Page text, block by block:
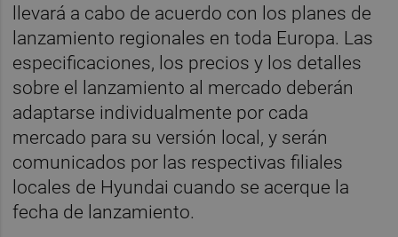
llevará a cabo de acuerdo con los planes de
lanzamiento regionales en toda Europa. Las
especificaciones, los precios y los detalles
sobre el lanzamiento al mercado deberán
adaptarse individualmente por cada
mercado para su versión local, y serán
comunicados por las respectivas filiales
locales de Hyundai cuando se acerque la
fecha de lanzamiento.